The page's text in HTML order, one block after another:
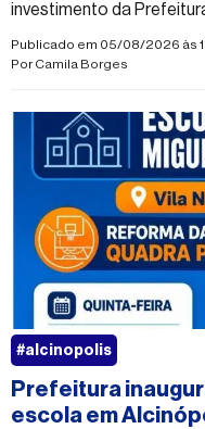
investimento da
infraestrutura da
Publicado em 05/08/2026 às
PorCamila Borges
Prefeitura
escola em
#alcinopolis